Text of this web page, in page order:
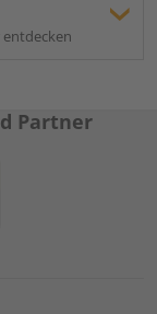
Partner